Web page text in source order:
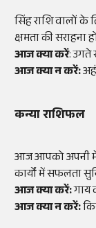
सिंह राशि वालों
क्षमता की सराहना
आज क्या करें: उगते
आज क्या न करें:
कन्या राशिफल
आज आपको अपनी
कार्यों में सफलता
आज क्या करें:गाय
आज क्या न करें: